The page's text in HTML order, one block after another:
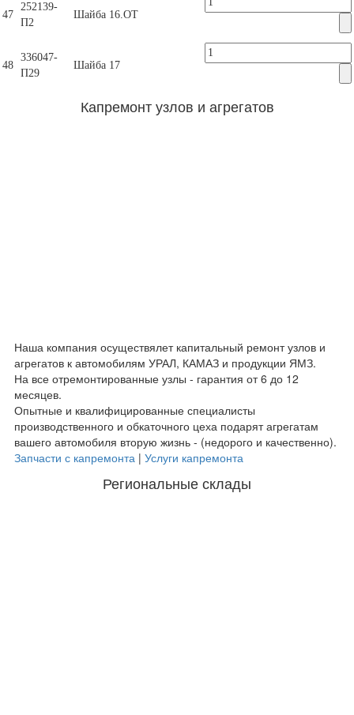
47
252139-
П2
Шайба 16.ОТ
48
336047-
П29
Шайба 17
Капремонт узлов и агрегатов
Наша компания осуществялет капитальный ремонт узлов и
агрегатов к автомобилям УРАЛ, КАМАЗ и продукции ЯМЗ.
На все отремонтированные узлы - гарантия от 6 до 12
месяцев.
Опытные и квалифицированные специалисты
производственного и обкаточного цеха подарят агрегатам
вашего автомобиля вторую жизнь - (недорого и качественно).
Запчасти с капремонта | Услуги капремонта
Региональные склады